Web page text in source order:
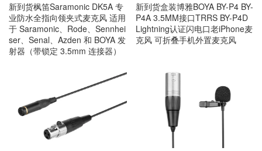
新到货枫笛Saramonic DK5A 专
业防水全指向领夹式麦克风 适用
于 Saramonic、Rode、Sennhei
ser、Senal、Azden 和 BOYA 发
射器（带锁定 3.5mm 连接器）
新到货盒装博雅BOYA BY-P4 BY-
P4A 3.5MM接口TRRS BY-P4D
Lightning认证闪电口老iPhone麦
克风 可折叠手机外置麦克风